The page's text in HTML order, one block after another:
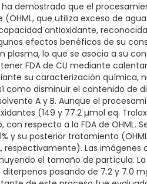
demostrado que el
que utiliza exceso de
antioxidante,
efectos benéficos de su
plasma, lo que se asocia a su
FDA de CU mediante
su caracterización
como disminuir el contenido de
A y B. Aunque el
(149 y 77.2 µmol eq.
respecto a la FDA de
y su posterior tratamiento
respectivamente). Las imágenes
el tamaño de partícula.
pasando de 7.2 y 7.0